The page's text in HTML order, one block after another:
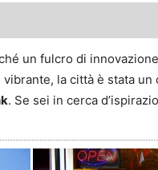
un fulcro di
la città è stata
. Se sei in cerca